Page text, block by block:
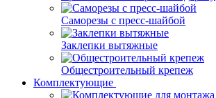
Саморезы с пресс-шайбой
Заклепки вытяжные
Общестроительный крепеж
Комплектующие